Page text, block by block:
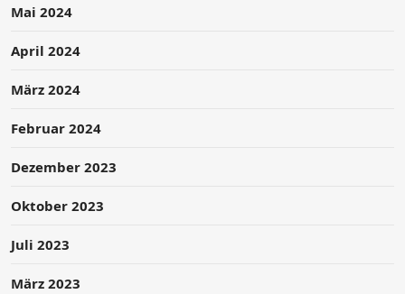
Mai 2024
April 2024
März 2024
Februar 2024
Dezember 2023
Oktober 2023
Juli 2023
März 2023